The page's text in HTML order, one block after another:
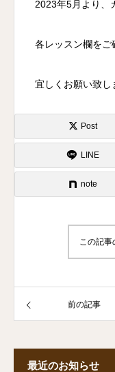
2023年5月より、
各レッスン欄をご
宜しくお願い致し
Post
LINE
note
この記事
前の記事
最近のお知らせ